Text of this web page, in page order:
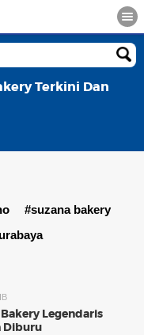
Terkini Dan
#suzana bakery
Legendaris
Diburu